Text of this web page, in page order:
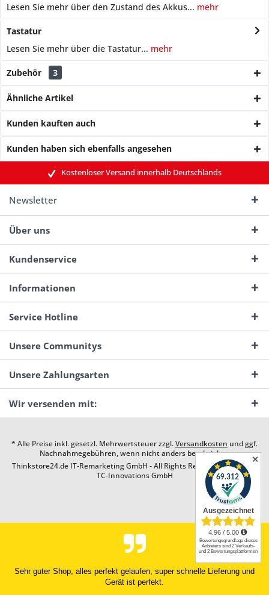
Lesen Sie mehr über den Zustand des Akkus... mehr
Tastatur
Lesen Sie mehr über die Tastatur... mehr
Zubehör 3
Ähnliche Artikel
Kunden kauften auch
Kunden haben sich ebenfalls angesehen
Kostenloser Versand innerhalb Deutschlands
Newsletter
Über uns
Kundenservice
Informationen
Service Hotline
Unsere Communitys
Unsere Zahlungsarten
Wir versenden mit:
* Alle Preise inkl. gesetzl. Mehrwertsteuer zzgl.Versandkosten und ggf.
Nachnahmegebühren, wenn nicht anders beschrieben
Thinkstore24.de IT-Remarketing GmbH - All Rights Reserved. Design by
TC-Innovations GmbH
Sehr guter Shop, alles perfekt gelaufen, super schnelle Lieferung und
Gerät ist perfekt.
✕